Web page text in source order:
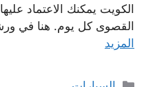
الكويت يمكنك الاعتماد
القصوى كل يوم. هنا في
المزيد
التصنيفات